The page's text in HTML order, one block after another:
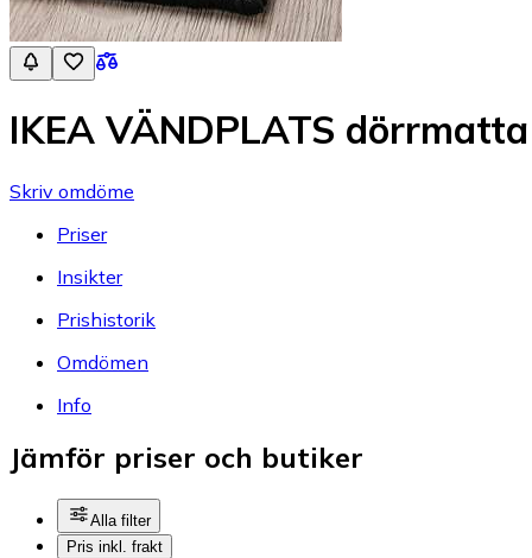
IKEA VÄNDPLATS
Skriv omdöme
Priser
Insikter
Prishistorik
Omdömen
Info
Jämför priser och butiker
Alla filter
Pris inkl. frakt